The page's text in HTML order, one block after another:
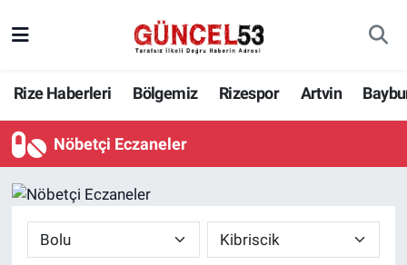
Rize Haberleri Bölgemiz Rizespor Artvin
Nöbetçi Eczaneler